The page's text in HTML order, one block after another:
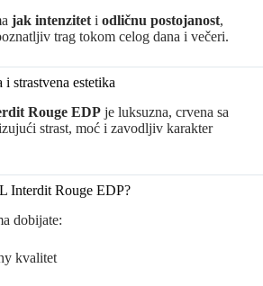
jak intenzitet i odličnu postojanost,
trag tokom celog dana i večeri.
strastvena estetika
Rouge EDP je luksuzna, crvena sa
strast, moć i zavodljiv karakter
Interdit Rouge EDP?
dobijate:
kvalitet